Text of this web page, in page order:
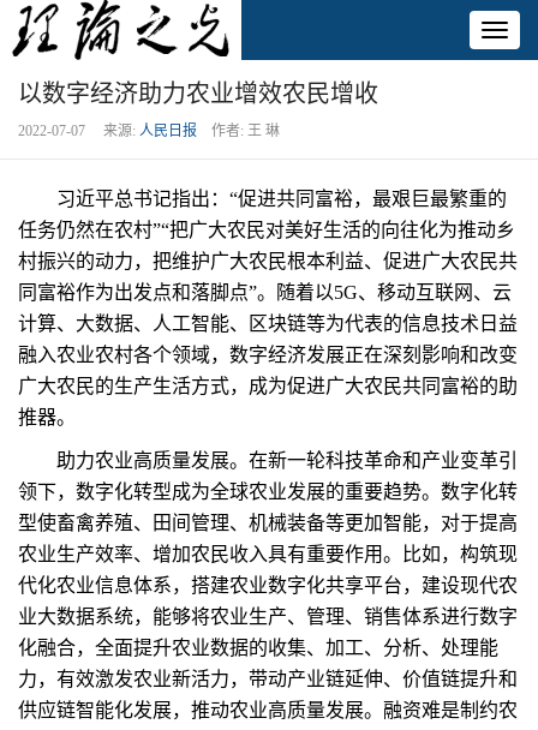
以数字经济助力农业增效农民增收
2022-07-07 来源: 人民日报 作者: 王 琳
习近平总书记指出：“促进共同富裕，最艰巨最繁重的
任务仍然在农村”“把广大农民对美好生活的向往化为推动乡
村振兴的动力，把维护广大农民根本利益、促进广大农民共
同富裕作为出发点和落脚点”。随着以5G、移动互联网、云
计算、大数据、人工智能、区块链等为代表的信息技术日益
融入农业农村各个领域，数字经济发展正在深刻影响和改变
广大农民的生产生活方式，成为促进广大农民共同富裕的助
推器。
助力农业高质量发展。在新一轮科技革命和产业变革引
领下，数字化转型成为全球农业发展的重要趋势。数字化转
型使畜禽养殖、田间管理、机械装备等更加智能，对于提高
农业生产效率、增加农民收入具有重要作用。比如，构筑现
代化农业信息体系，搭建农业数字化共享平台，建设现代农
业大数据系统，能够将农业生产、管理、销售体系进行数字
化融合，全面提升农业数据的收集、加工、分析、处理能
力，有效激发农业新活力，带动产业链延伸、价值链提升和
供应链智能化发展，推动农业高质量发展。融资难是制约农